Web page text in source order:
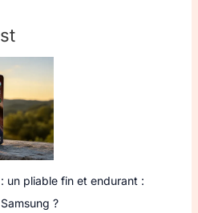
un pliable fin et endurant :
?